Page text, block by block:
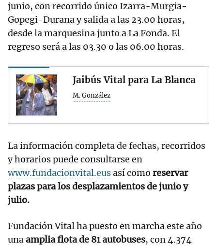
junio, con recorrido único Izarra-Murgia-
Gopegi-Durana y salida a las 23.00 horas,
desde la marquesina junto a La Fonda. El
regreso será a las 03.30 o las 06.00 horas.
Jaibús Vital para La Blanca
M. González
La información completa de fechas, recorridos
y horarios puede consultarse en
www.fundacionvital.eusasí como reservar
plazas para los desplazamientos de junio y
julio.
Fundación Vital ha puesto en marcha este año
unaamplia flota de 81 autobuses, con 4.374